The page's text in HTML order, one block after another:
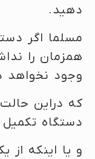
دهید.
مسلما اگر
همزمان را
وجود نخواهد
که دراین
دستگاه
و یا اینکه از